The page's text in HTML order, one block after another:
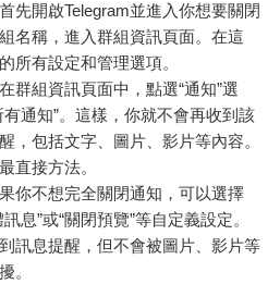
首先開啟Telegram並進入你想要關閉
名稱，進入群組資訊頁面。在這
所有設定和管理選項。
在群組資訊頁面中，點選“通知”選
通知”。這樣，你就不會再收到該
，包括文字、圖片、影片等內容。
直接方法。
果你不想完全關閉通知，可以選擇
息”或“關閉預覽”等自定義設定。
訊息提醒，但不會被圖片、影片等
。